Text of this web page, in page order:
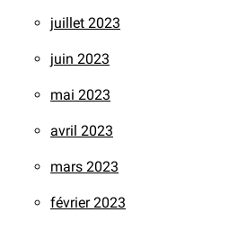
juillet 2023
juin 2023
mai 2023
avril 2023
mars 2023
février 2023